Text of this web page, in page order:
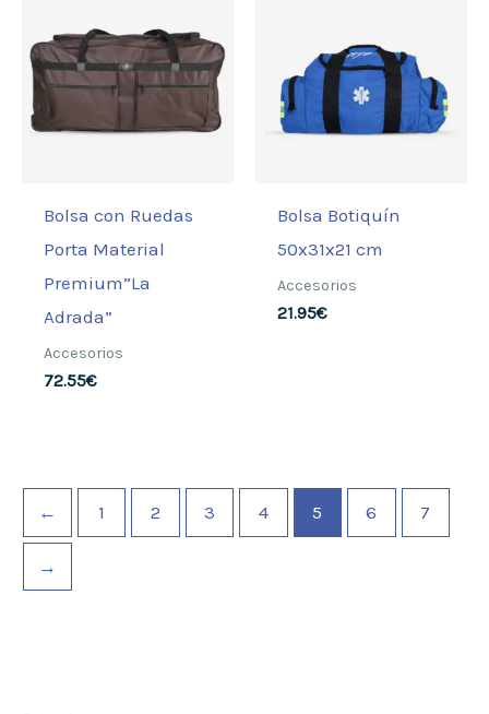
Bolsa con Ruedas
Porta Material
Premium”La
Adrada”
Accesorios
72.55€
Bolsa Botiquín
50x31x21 cm
Accesorios
21.95€
← 1 2 3 4 5 6 7
→